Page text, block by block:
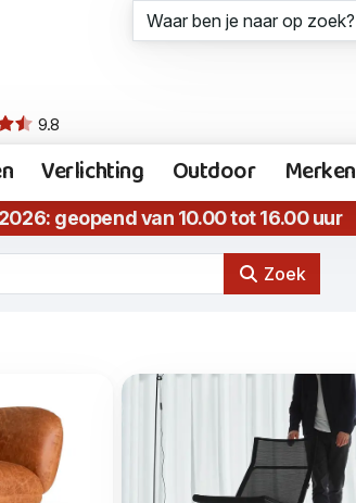
9.8
Verlichting Outdoor Merken
geopend van 10.00 tot 16.00 uur
Zoek